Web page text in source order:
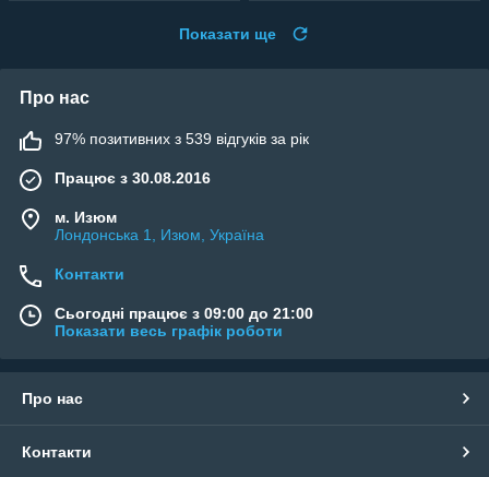
Показати ще
Про нас
97% позитивних з 539 відгуків за рік
Працює з 30.08.2016
м. Изюм
Лондонська 1, Изюм, Україна
Контакти
Сьогодні працює з 09:00 до 21:00
Показати весь графік роботи
Про нас
Контакти